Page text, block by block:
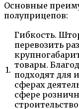
Основные
полуприцепов:
1.
Гибкость.
перевозить
товары.
подходят для
сферах
сфере